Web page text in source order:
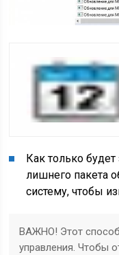
Как только
лишнего пакета
систему, чтобы
ВАЖНО! Этот
управления. Чтобы